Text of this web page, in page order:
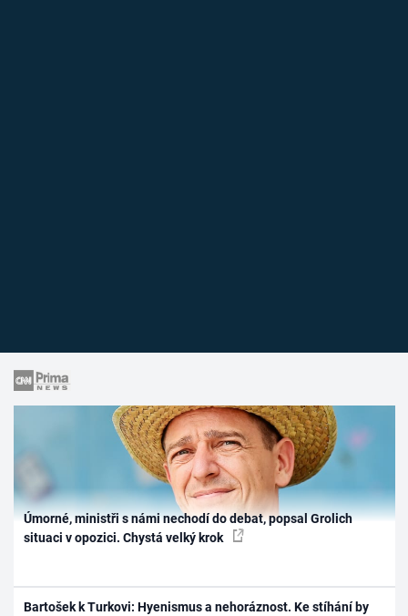
Úmorné, ministři s námi nechodí do debat, popsal Grolich
situaci v opozici. Chystá velký krok
Bartošek k Turkovi: Hyenismus a nehoráznost. Ke stíhání by